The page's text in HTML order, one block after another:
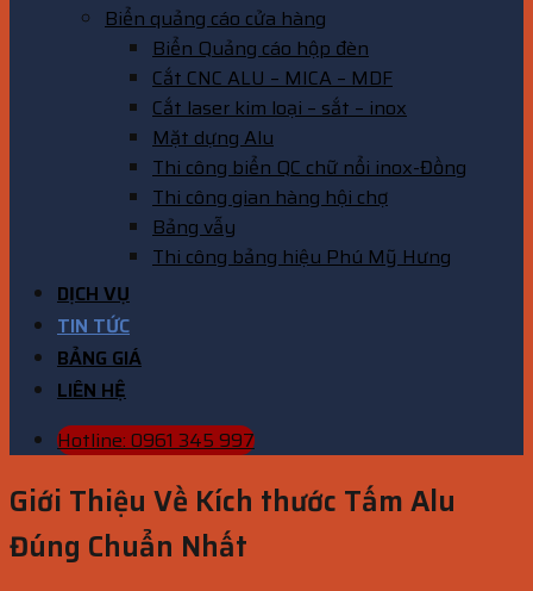
Biển quảng cáo cửa hàng
Biển Quảng cáo hộp đèn
Cắt CNC ALU – MICA – MDF
Cắt laser kim loại – sắt – inox
Mặt dựng Alu
Thi công biển QC chữ nổi inox-Đồng
Thi công gian hàng hội chợ
Bảng vẫy
Thi công bảng hiệu Phú Mỹ Hưng
DỊCH VỤ
TIN TỨC
BẢNG GIÁ
LIÊN HỆ
Hotline: 0961 345 997
Giới Thiệu Về Kích thước Tấm Alu
Đúng Chuẩn Nhất